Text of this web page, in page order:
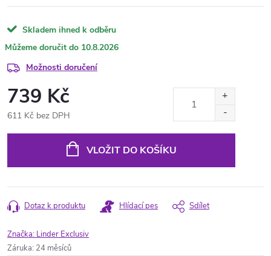
Skladem ihned k odběru
10.8.2026
Možnosti doručení
739 Kč
611 Kč bez DPH
VLOŽIT DO KOŠÍKU
Dotaz k produktu Hlídací pes Sdílet
Značka: Linder Exclusiv
Záruka: 24 měsíců